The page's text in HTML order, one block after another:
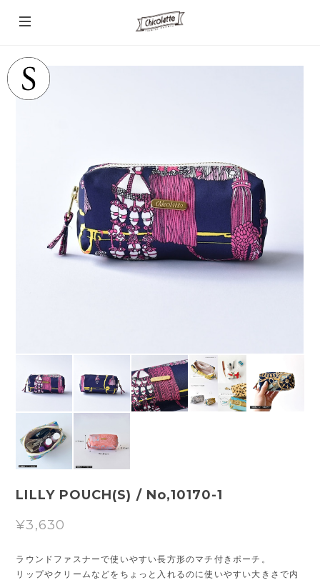
LILLY POUCH(S) / No,10170-1
¥3,630
ラウンドファスナーで使いやすい長方形のマチ付きポーチ。
リップやクリームなどをちょっと入れるのに使いやすい大きさで内